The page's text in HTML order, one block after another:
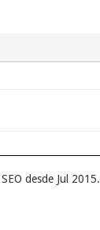
desde Jul 2015.